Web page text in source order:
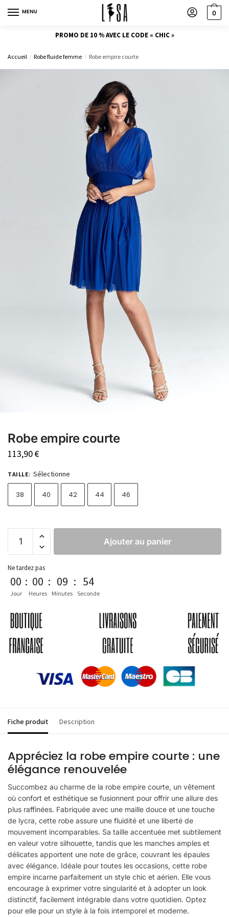
MENU 0
PROMO DE 10 % AVEC LE CODE « CHIC »
Accueil / Robe fluide femme / Robe empire courte
Robe empire courte
113,90€
TAILLE: Sélectionne
38 40 42 44 46
Ajouter au panier
Ne tardez pas
00
Jour
: 00
Heures
: 09
Minutes
: 53
Seconde
Fiche produit Description
Appréciez la robe empire courte : une
élégance renouvelée
Succombez au charme de la robe empire courte, un vêtement
où confort et esthétique se fusionnent pour offrir une allure des
plus raffinées. Fabriquée avec une maille douce et une touche
de lycra, cette robe assure une fluidité et une liberté de
mouvement incomparables. Sa taille accentuée met subtilement
en valeur votre silhouette, tandis que les manches amples et
délicates apportent une note de grâce, couvrant les épaules
avec élégance. Idéale pour toutes les occasions, cette robe
empire incarne parfaitement un style chic et aérien. Elle vous
encourage à exprimer votre singularité et à adopter un look
distinctif, facilement intégrable dans votre quotidien. Optez
pour elle pour un style à la fois intemporel et moderne.